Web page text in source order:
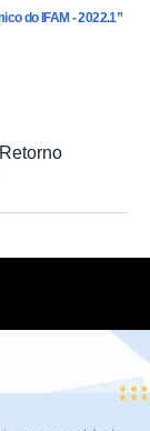
do IFAM - 2022.1”